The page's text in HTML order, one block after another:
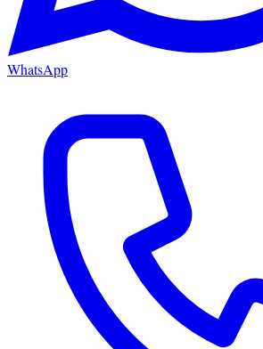
WhatsApp